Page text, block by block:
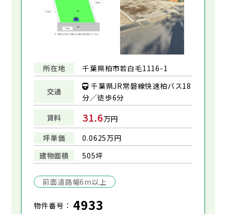
所在地 千葉県柏市若白毛1116-1
交通
千葉県JR常磐線快速柏バス18
分／徒歩6分
賃料
31.6万円
坪単価
0.0625万円
建物面積
505坪
前面道路幅6m以上
物件番号： 4933